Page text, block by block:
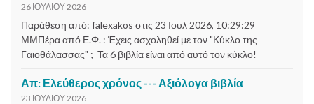
26 ΙΟΥΛΊΟΥ 2026
Παράθεση από: falexakos στις 23 Ιουλ 2026, 10:29:29
ΜΜΠέρα από Ε.Φ. : Έχεις ασχοληθεί με τον "Κύκλο της
Γαιοθάλασσας" ; Τα 6 βιβλία είναι από αυτό τον κύκλο!
Απ: Ελεύθερος χρόνος --- Αξιόλογα βιβλία
23 ΙΟΥΛΊΟΥ 2026